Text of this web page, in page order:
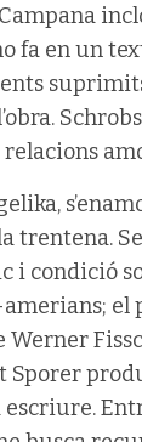
fa en un
trentena.
i condició
Werner
Sporer